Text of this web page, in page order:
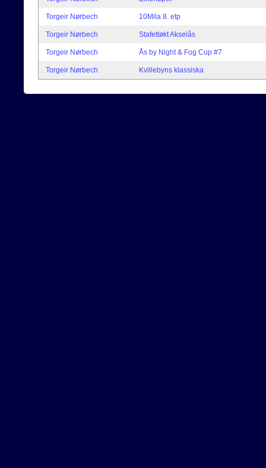
Torgeir Nørbech 10Mila 8. etp
Torgeir Nørbech Stafettøkt Akselås
Torgeir Nørbech Ås by Night & Fog Cup #7
Torgeir Nørbech Kvillebyns klassiska